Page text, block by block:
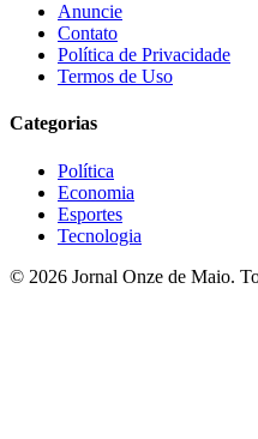
Anuncie
Contato
Política de Privacidade
Termos de Uso
Categorias
Política
Economia
Esportes
Tecnologia
© 2026 Jornal Onze de Maio.